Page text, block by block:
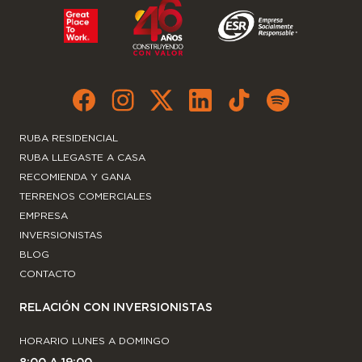
RUBA RESIDENCIAL
RUBA LLEGASTE A CASA
RECOMIENDA Y GANA
TERRENOS COMERCIALES
EMPRESA
INVERSIONISTAS
BLOG
CONTACTO
RELACIÓN CON INVERSIONISTAS
HORARIO LUNES A DOMINGO